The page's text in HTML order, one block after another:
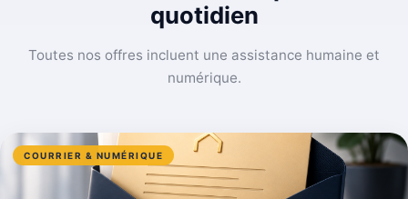
quotidien
Toutes nos offres incluent une assistance humaine et
numérique.
COURRIER & NUMÉRIQUE